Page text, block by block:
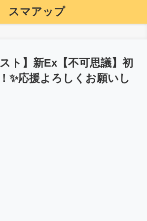
スマアップ
スト】新Ex【不可思議】初
✨応援よろしくお願いし